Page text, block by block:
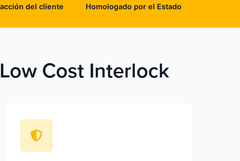
del cliente Homologado por el Estado
Cost Interlock